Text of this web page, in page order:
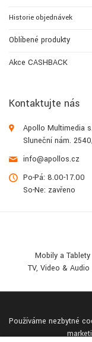
Používáme nezbytné
Historie objednávek
Oblíbené produkty
Akce CASHBACK
Kontaktujte nás
Apollo Multimedia
Sluneční nám.
info@apollos.cz
Po-Pá: 8.00-17.00
So-Ne: zavřeno
Mobily a Tablety
TV, Video & Audio